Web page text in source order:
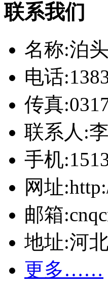
联系我们
名称:泊
电话
传真
联系人:
手机
网址
邮箱
地址:河
更多……